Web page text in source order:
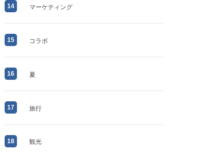
14 マーケティング
15 コラボ
16 夏
17 旅行
18 観光